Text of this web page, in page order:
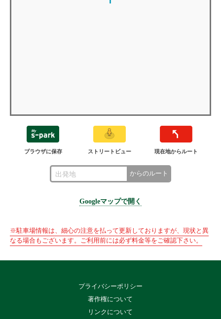
ブラウザに保存 ストリートビュー 現在地からルート
からのルート
Googleマップで開く
※駐車場情報は、細心の注意を払って更新しておりますが、現状と異
なる場合もございます。ご利用前には必ず料金等をご確認下さい。
プライバシーポリシー
著作権について
リンクについて